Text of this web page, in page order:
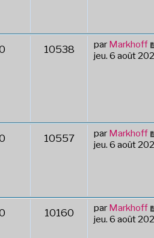
10538 par Markhoff
jeu. 6 août
10557 par Markhoff
jeu. 6 août
10160 par Markhoff
jeu. 6 août